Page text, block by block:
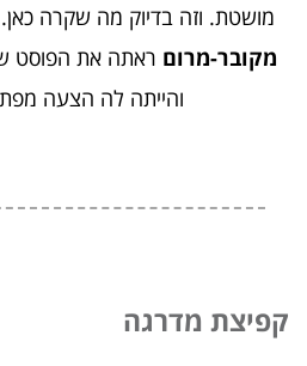
מושטת. וזה בדיוק מה שקרה
מקובר-מרום ראתה את הפוסט
והייתה לה הצעה
קפיצת מדרגה